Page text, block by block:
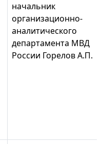
начальник
организационно-
аналитического
департамента МВД
России Горелов А.П.